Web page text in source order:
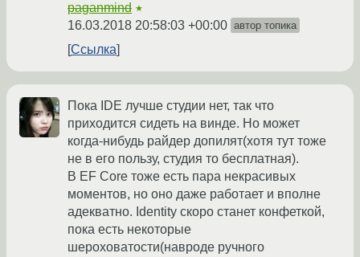
paganmind ★
16.03.2018 20:58:03 +00:00 автор топика
Ссылка
Пока IDE лучше студии нет, так что
приходится сидеть на винде. Но может
когда-нибудь райдер допилят(хотя тут тоже
не в его пользу, студия то бесплатная).
В EF Core тоже есть пара некрасивых
моментов, но оно даже работает и вполне
адекватно. Identity скоро станет конфеткой,
пока есть некоторые
шероховатости(навроде ручного